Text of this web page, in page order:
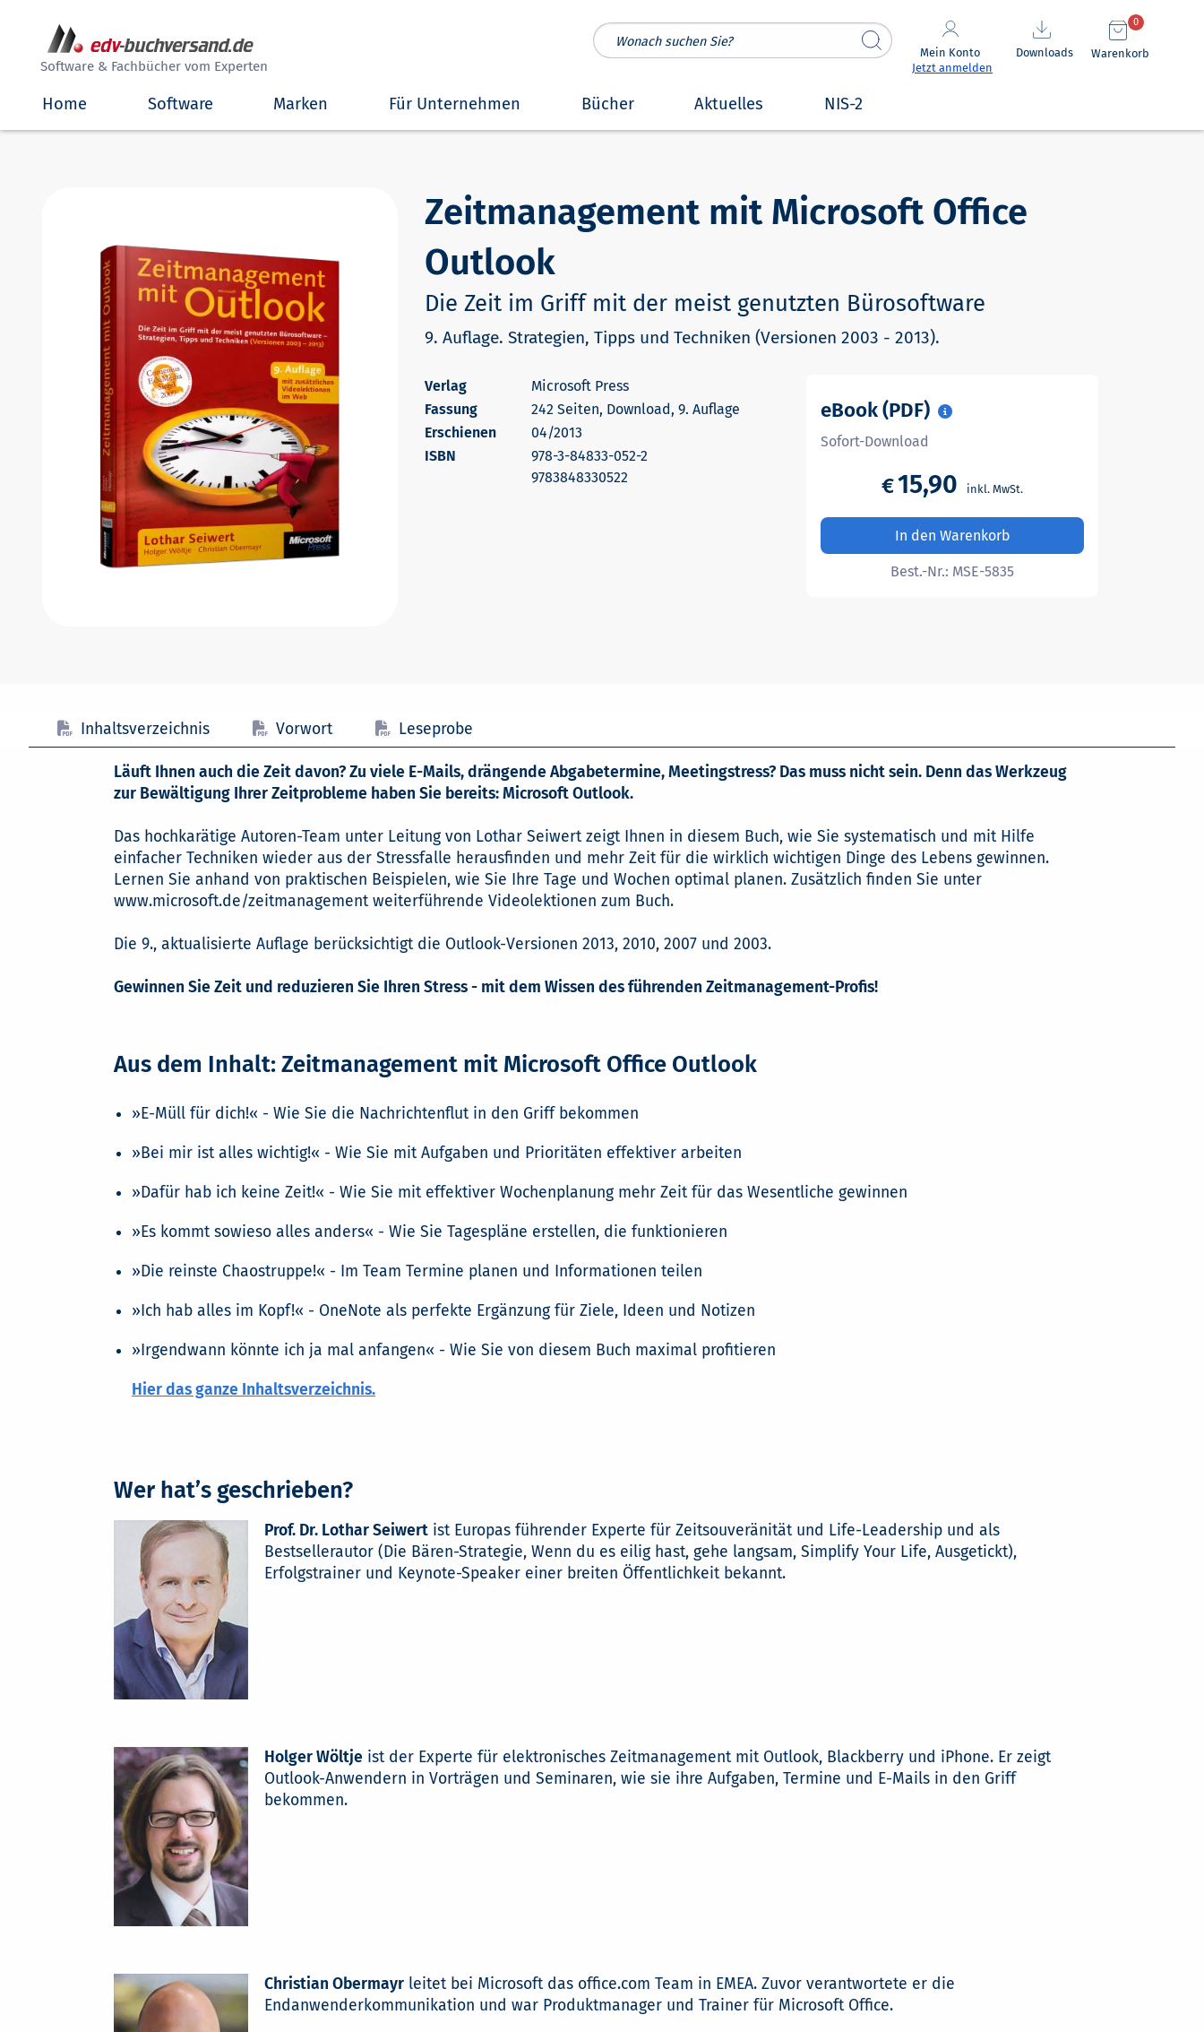
Software & Fachbücher vom Experten
Mein Konto
Jetzt anmelden
Downloads Warenkorb
0
Home Software Marken Für Unternehmen Bücher Aktuelles NIS-2
Zeitmanagement mit Microsoft Office
Outlook
Die Zeit im Griff mit der meist genutzten Bürosoftware
9. Auflage. Strategien, Tipps und Techniken (Versionen 2003 - 2013).
Microsoft Press
242 Seiten, Download, 9. Auflage
Erschienen
04/2013
978-3-84833-052-2
9783848330522
eBook (PDF)
Sofort-Download
€15,90
In den Warenkorb
Best.-Nr.: MSE-5835
Inhaltsverzeichnis Vorwort Leseprobe
Läuft Ihnen auch die Zeit davon? Zu viele E-Mails, drängende Abgabetermine, Meetingstress? Das muss nicht sein. Denn das Werkzeug
zur Bewältigung Ihrer Zeitprobleme haben Sie bereits: Microsoft Outlook.
Das hochkarätige Autoren-Team unter Leitung von Lothar Seiwert zeigt Ihnen in diesem Buch, wie Sie systematisch und mit Hilfe
einfacher Techniken wieder aus der Stressfalle herausfinden und mehr Zeit für die wirklich wichtigen Dinge des Lebens gewinnen.
Lernen Sie anhand von praktischen Beispielen, wie Sie Ihre Tage und Wochen optimal planen. Zusätzlich finden Sie unter
www.microsoft.de/zeitmanagement weiterführende Videolektionen zum Buch.
Die 9., aktualisierte Auflage berücksichtigt die Outlook-Versionen 2013, 2010, 2007 und 2003.
Gewinnen Sie Zeit und reduzieren Sie Ihren Stress - mit dem Wissen des führenden Zeitmanagement-Profis!
Aus dem Inhalt: Zeitmanagement mit Microsoft Office Outlook
»E-Müll für dich!« - Wie Sie die Nachrichtenflut in den Griff bekommen
»Bei mir ist alles wichtig!« - Wie Sie mit Aufgaben und Prioritäten effektiver arbeiten
»Dafür hab ich keine Zeit!« - Wie Sie mit effektiver Wochenplanung mehr Zeit für das Wesentliche gewinnen
»Es kommt sowieso alles anders« - Wie Sie Tagespläne erstellen, die funktionieren
»Die reinste Chaostruppe!« - Im Team Termine planen und Informationen teilen
»Ich hab alles im Kopf!« - OneNote als perfekte Ergänzung für Ziele, Ideen und Notizen
»Irgendwann könnte ich ja mal anfangen« - Wie Sie von diesem Buch maximal profitieren
Hier das ganze Inhaltsverzeichnis.
Wer hat’s geschrieben?
Prof. Dr. Lothar Seiwertist Europas führender Experte für Zeitsouveränität und Life-Leadership und als
Bestsellerautor (Die Bären-Strategie, Wenn du es eilig hast, gehe langsam, Simplify Your Life, Ausgetickt),
Erfolgstrainer und Keynote-Speaker einer breiten Öffentlichkeit bekannt.
Holger Wöltje ist der Experte für elektronisches Zeitmanagement mit Outlook, Blackberry und iPhone. Er zeigt
Outlook-Anwendern in Vorträgen und Seminaren, wie sie ihre Aufgaben, Termine und E-Mails in den Griff
bekommen.
Christian Obermayrleitet bei Microsoft das office.com Team in EMEA. Zuvor verantwortete er die
Endanwenderkommunikation und war Produktmanager und Trainer für Microsoft Office.